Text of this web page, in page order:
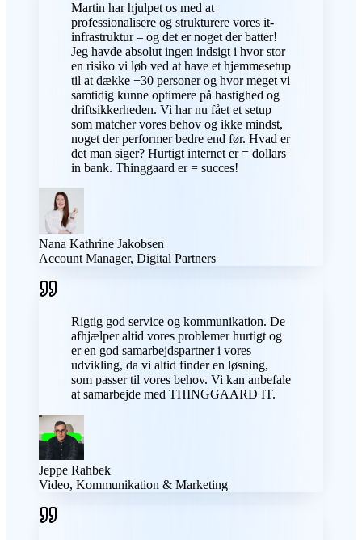
Martin har hjulpet os med at
professionalisere og strukturere vores it-
infrastruktur – og det er noget der batter!
Jeg havde absolut ingen indsigt i hvor stor
en risiko vi løb ved at have et hjemmesetup
til at dække +30 personer og hvor meget vi
samtidig kunne optimere på hastighed og
driftsikkerheden. Vi har nu fået et setup
som matcher vores behov og ikke mindst,
noget der performer bedre end før. Hvad er
det man siger? Hurtigt internet er = dollars
in bank. Thinggaard er = succes!
Nana Kathrine Jakobsen
Account Manager, Digital Partners
Rigtig god service og kommunikation. De
afhjælper altid vores problemer hurtigt og
er en god samarbejdspartner i vores
udvikling, da vi altid finder en løsning,
som passer til vores behov. Vi kan anbefale
at samarbejde med THINGGAARD IT.
Jeppe Rahbek
Video, Kommunikation & Marketing